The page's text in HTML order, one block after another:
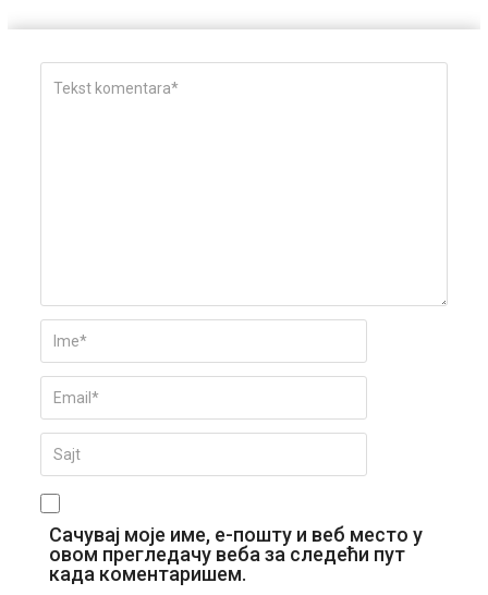
Сачувај моје име, е-пошту и веб место у
овом прегледачу веба за следећи пут
када коментаришем.